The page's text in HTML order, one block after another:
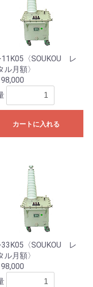
11K05〈SOUKOU レ
ル月額〉
カートに入れる
33K05〈SOUKOU レ
ル月額〉